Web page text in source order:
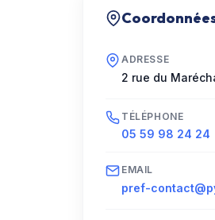
ADRESSE
2 rue du
TÉLÉPHONE
05 59 98 24 24
EMAIL
pref-